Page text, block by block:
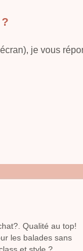
je vous
Qualité au top!
les balades sans